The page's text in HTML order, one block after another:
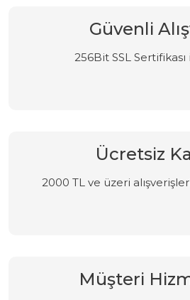
Güvenli
256Bit SSL
Ücretsiz
2000 TL ve üzeri
Müşteri